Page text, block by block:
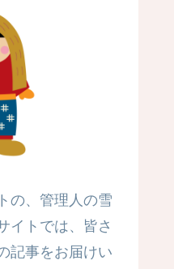
の、管理人の雪
イトでは、皆さ
記事をお届けい